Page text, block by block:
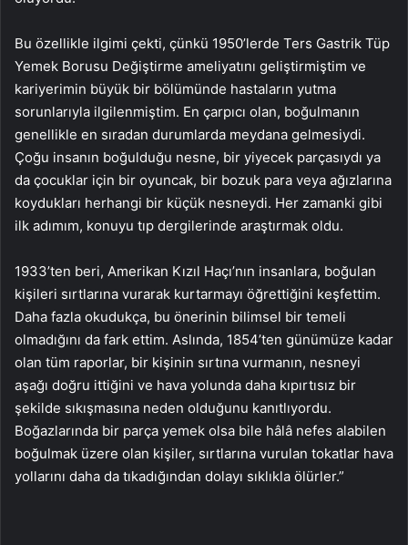
Bu özellikle ilgimi çekti, çünkü 1950’lerde Ters Gastrik Tüp
Yemek Borusu Değiştirme ameliyatını geliştirmiştim ve
kariyerimin büyük bir bölümünde hastaların yutma
sorunlarıyla ilgilenmiştim. En çarpıcı olan, boğulmanın
genellikle en sıradan durumlarda meydana gelmesiydi.
Çoğu insanın boğulduğu nesne, bir yiyecek parçasıydı ya
da çocuklar için bir oyuncak, bir bozuk para veya ağızlarına
koydukları herhangi bir küçük nesneydi. Her zamanki gibi
ilk adımım, konuyu tıp dergilerinde araştırmak oldu.
1933’ten beri, Amerikan Kızıl Haçı’nın insanlara, boğulan
kişileri sırtlarına vurarak kurtarmayı öğrettiğini keşfettim.
Daha fazla okudukça, bu önerinin bilimsel bir temeli
olmadığını da fark ettim. Aslında, 1854’ten günümüze kadar
olan tüm raporlar, bir kişinin sırtına vurmanın, nesneyi
aşağı doğru ittiğini ve hava yolunda daha kıpırtısız bir
şekilde sıkışmasına neden olduğunu kanıtlıyordu.
Boğazlarında bir parça yemek olsa bile hâlâ nefes alabilen
boğulmak üzere olan kişiler, sırtlarına vurulan tokatlar hava
yollarını daha da tıkadığından dolayı sıklıkla ölürler.”